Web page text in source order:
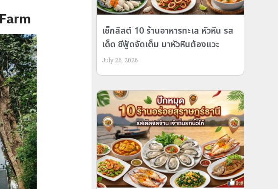
เช็กลิสต์ 10 ร้านอาหารทะเล หัวหิน รส
เด็ด ซีฟู้ดจัดเต็ม มาหัวหินต้องแวะ
July 26, 2026